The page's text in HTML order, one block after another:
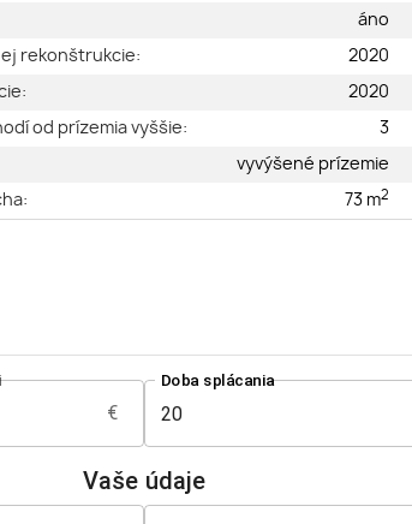
áno
rekonštrukcie:
2020
2020
od prízemia vyššie:
3
vyvýšené prízemie
73 m2